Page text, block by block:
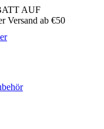
AUF
Versand ab €50